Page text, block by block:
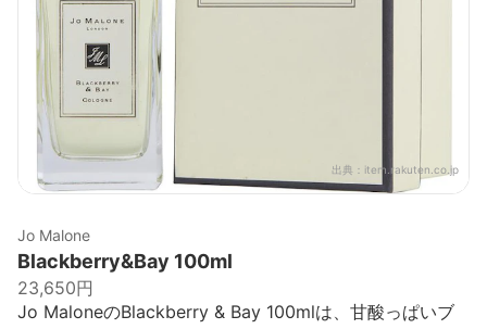
出典： item.rakuten.co.jp
Jo Malone
Blackberry&Bay 100ml
23,650円
Jo MaloneのBlackberry & Bay 100mlは、甘酸っぱいブ